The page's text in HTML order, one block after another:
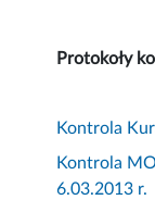
Protokoły
Kontrola
Kontrola
6.03.2013 r.